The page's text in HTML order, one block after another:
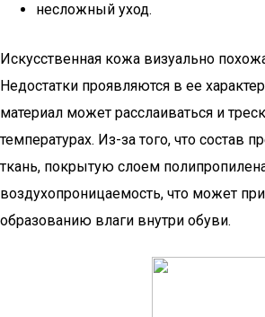
несложный уход.
Искусственная кожа визуально
Недостатки проявляются в ее
материал может расслаиваться и
температурах. Из-за того, что состав
ткань, покрытую слоем
воздухопроницаемость, что может
образованию влаги внутри обуви.